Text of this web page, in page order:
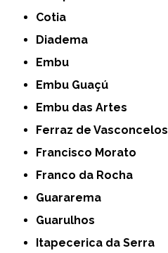
Cotia
Diadema
Embu
Embu Guaçú
Embu das Artes
Ferraz de Vasconcelos
Francisco Morato
Franco da Rocha
Guararema
Guarulhos
Itapecerica da Serra